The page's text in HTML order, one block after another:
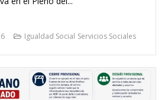
Igualdad Social Servicios Sociales